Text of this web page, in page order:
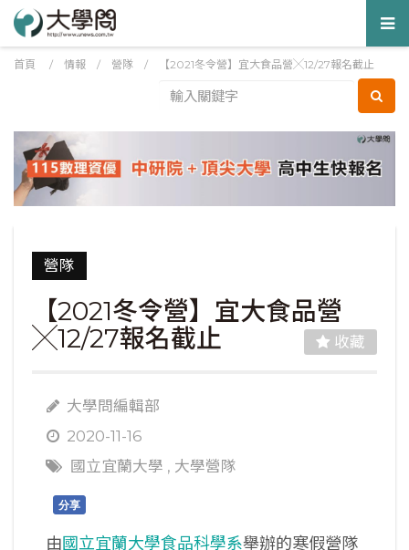
首頁 / 情報 / 營隊 / 【2021冬令營】宜大食品營╳12/27報名截止
營隊
【2021冬令營】宜大食品營
╳12/27報名截止
收藏
大學問編輯部
2020-11-16
國立宜蘭大學 , 大學營隊
分享
由國立宜蘭大學食品科學系舉辦的寒假營隊